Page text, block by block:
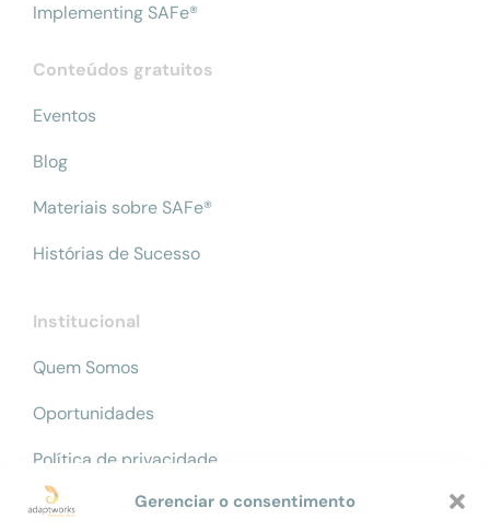
Gerenciar o consentimento
Implementing SAFe®
Conteúdos gratuitos
Eventos
Blog
Materiais sobre SAFe®
Histórias de Sucesso
Institucional
Quem Somos
Oportunidades
Política de privacidade
Código de ética